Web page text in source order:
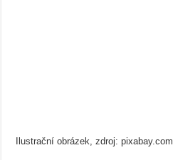
Ilustrační obrázek, zdroj: pixabay.com